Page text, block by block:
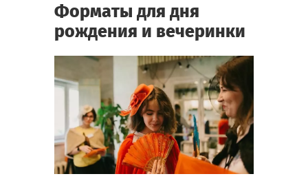
Форматы для дня
рождения и вечеринки